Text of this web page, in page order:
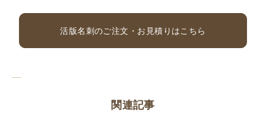
活版名刺のご注文・お見積りはこちら
関連記事